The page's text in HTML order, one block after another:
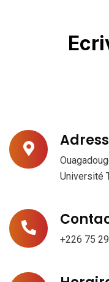
Université
+226 75